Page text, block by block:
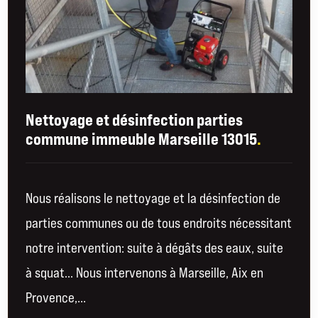
Nettoyage et désinfection parties
commune immeuble Marseille 13015.
Nous réalisons le nettoyage et la désinfection de
parties communes ou de tous endroits nécessitant
notre intervention: suite à dégâts des eaux, suite
à squat… Nous intervenons à Marseille, Aix en
Provence,...